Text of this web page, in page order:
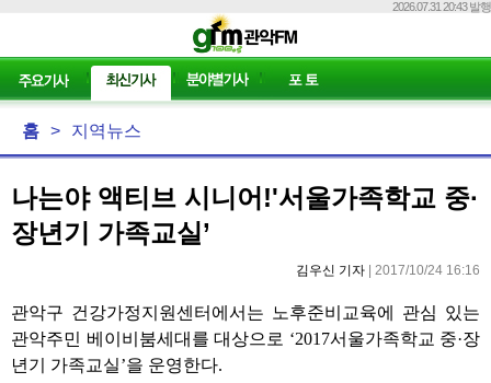
2026.07.31 20:43 발행
홈 > 지역뉴스
나는야 액티브 시니어!'서울가족학교 중·
장년기 가족교실’
김우신 기자 | 2017/10/24 16:16
관악구 건강가정지원센터에서는 노후준비교육에 관심 있는
관악주민 베이비붐세대를 대상으로 ‘2017서울가족학교 중·장
년기 가족교실’을 운영한다.